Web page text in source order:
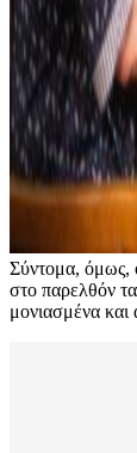
Σύντομα, όμως,
στο παρελθόν
μονιασμένα και